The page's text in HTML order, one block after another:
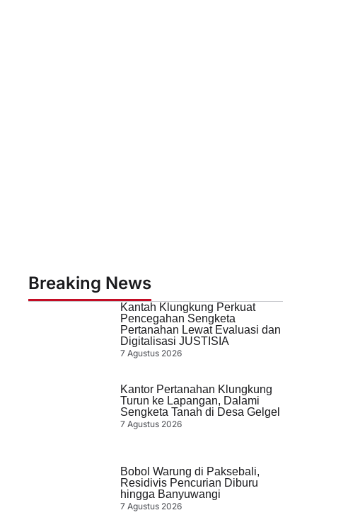
Breaking News
Kantah Klungkung Perkuat
Pencegahan Sengketa
Pertanahan Lewat Evaluasi dan
Digitalisasi JUSTISIA
7 Agustus 2026
Kantor Pertanahan Klungkung
Turun ke Lapangan, Dalami
Sengketa Tanah di Desa Gelgel
7 Agustus 2026
Bobol Warung di Paksebali,
Residivis Pencurian Diburu
hingga Banyuwangi
7 Agustus 2026